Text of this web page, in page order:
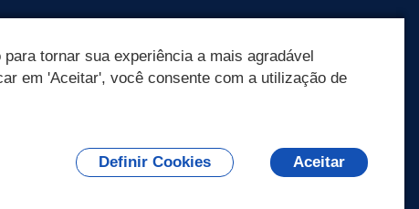
tornar sua experiência a mais agradável
em 'Aceitar', você consente com a utilização de
Definir Cookies Aceitar